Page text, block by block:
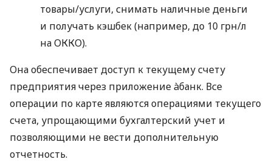
товары/услуги, снимать наличные деньги
и получать кэшбек (например, до 10 грн/л
на ОККО).
Она обеспечивает доступ к текущему счету
предприятия через приложение àбанк. Все
операции по карте являются операциями текущего
счета, упрощающими бухгалтерский учет и
позволяющими не вести дополнительную
отчетность.